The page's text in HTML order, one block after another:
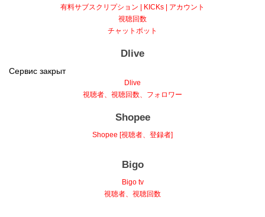
有料サブスクリプション | KICKs | アカウント
視聴回数
チャットボット
Dlive
Сервис закрыт
Dlive
視聴者、視聴回数、フォロワー
Shopee
Shopee [視聴者、登録者]
Bigo
Bigo tv
視聴者、視聴回数